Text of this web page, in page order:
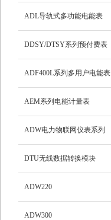
ADL导轨式多功能电能表
DDSY/DTSY系列预付费表
ADF400L系列多用户电能表
AEM系列电能计量表
ADW电力物联网仪表系列
DTU无线数据转换模块
ADW220
ADW300